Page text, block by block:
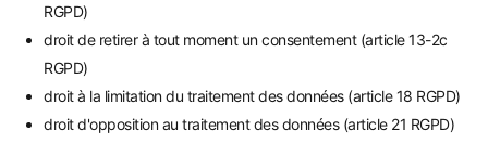
RGPD)
droit de retirer à tout moment un consentement (article 13-2c
RGPD)
droit à la limitation du traitement des données (article 18 RGPD)
droit d'opposition au traitement des données (article 21 RGPD)